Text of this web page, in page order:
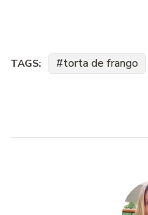
TAGS: torta de frango